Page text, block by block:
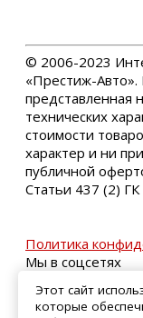
© 2006-2023
«Престиж-
представленная
технических
стоимости
характер и ни
публичной
Статьи 437 (2)
Политика
Мы в соцсетях
Этот сайт
которые